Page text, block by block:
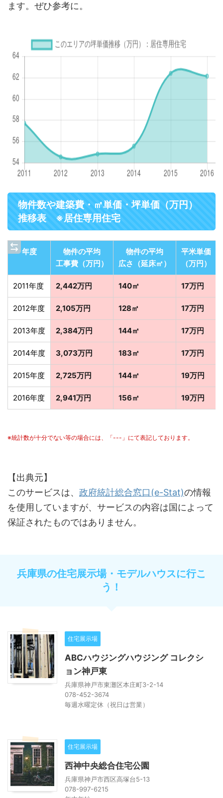
ます。ぜひ参考に。
物件数や建築費・㎡単価・坪単価（万円）
推移表 ※居住専用住宅
年度
物件の平均
工事費（万円）
物件の平均
広さ（延床㎡）
平米単価
（万円）
2011年度 2,442万円 140㎡ 17万円
2012年度 2,105万円 128㎡ 17万円
2013年度 2,384万円 144㎡ 17万円
2014年度 3,073万円 183㎡ 17万円
2015年度 2,725万円 144㎡ 19万円
2016年度 2,941万円 156㎡ 19万円
※統計数が十分でない等の場合には、「---」にて表記しております。
【出典元】
このサービスは、 政府統計総合窓口(e-Stat)の情報
を使用していますが、サービスの内容は国によって
保証されたものではありません。
兵庫県の住宅展示場・モデルハウスに行こ
う！
住宅展示場
ABCハウジングハウジング コレクシ
ョン神戸東
兵庫県神戸市東灘区本庄町3-2-14
078-452-3674
毎週水曜定休（祝日は営業）
住宅展示場
西神中央総合住宅公園
兵庫県神戸市西区高塚台5-13
078-997-6215